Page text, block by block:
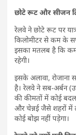
छोटे रूट और सीजन
रेलवे ने छोटे रूट पर
किलोमीटर से कम के
इसका मतलब है कि कम
रहेगी।
इसके अलावा, रोजाना
है। रेलवे ने सब-अर्बन
की कीमतों में कोई
और चेन्नई जैसे शहरों में
कोई बोझ नहीं पड़ेगा।